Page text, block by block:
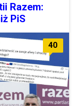
Razem:
PiS
40